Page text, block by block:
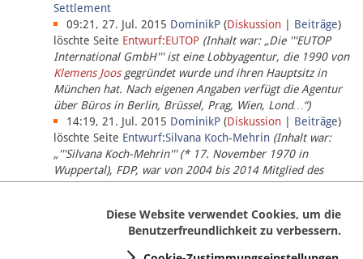
ImpressumSettlement
09:21, 27. Jul. 2015 DominikP (Diskussion Beiträge)
löschte Seite Entwurf:EUTOP (Inhalt war: „Die '''EUTOP
International GmbH''' ist eine Lobbyagentur, die 1990 von
Klemens Joosgegründet wurde und ihren Hauptsitz in
München hat. Nach eigenen Angaben verfügt die Agentur
über Büros in Berlin, Brüssel, Prag, Wien, Lond…“)
14:19, 21. Jul. 2015 DominikP (Diskussion Beiträge)
löschte Seite Entwurf:Silvana Koch-Mehrin (Inhalt war:
„'''Silvana Koch-Mehrin''' (* 17. November 1970 in
Wuppertal), FDP, war von 2004 bis 2014 Mitglied des
Europäischen Parlaments, seit November 2014 ist sie für
Diese Website verwendet Cookies, um die
Benutzerfreundlichkeit zu verbessern.